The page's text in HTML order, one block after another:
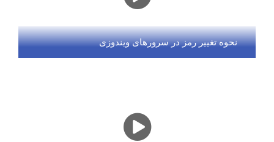
نحوه تغییر رمز در سرورهای ویندوزی